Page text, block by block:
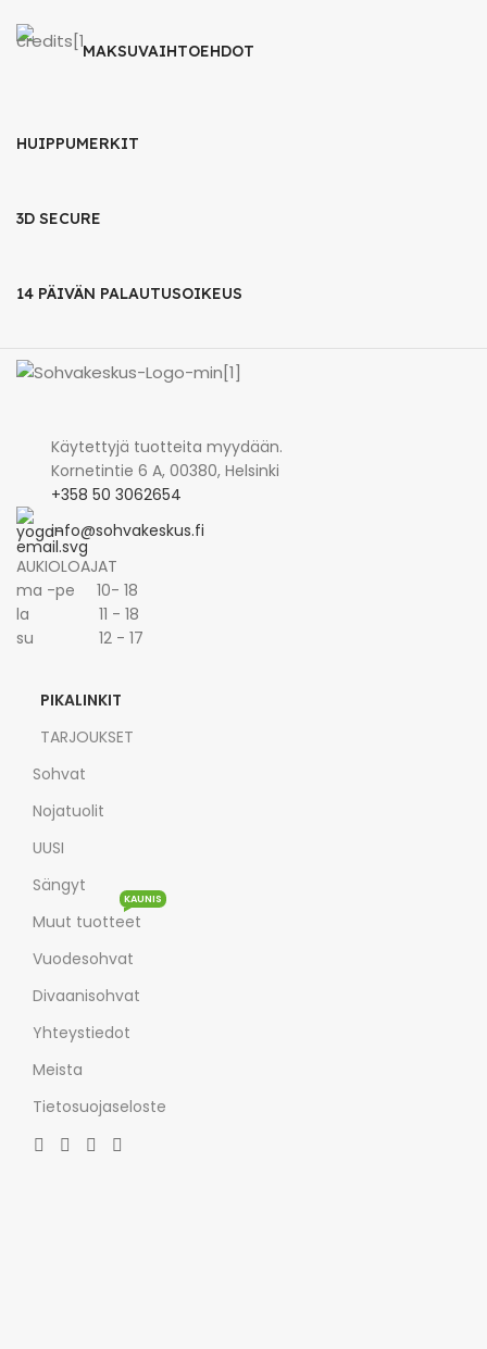
MAKSUVAIHTOEHDOT
HUIPPUMERKIT
3D SECURE
14 PÄIVÄN PALAUTUSOIKEUS
Käytettyjä tuotteita myydään.
Kornetintie 6 A, 00380, Helsinki
+358 50 3062654
info@sohvakeskus.fi
AUKIOLOAJAT
ma -pe 10- 18
la 11 - 18
su 12 - 17
PIKALINKIT
TARJOUKSET
Sohvat
Nojatuolit
UUSI
Sängyt
Muut tuotteet
KAUNIS
Vuodesohvat
Divaanisohvat
Yhteystiedot
Meista
Tietosuojaseloste